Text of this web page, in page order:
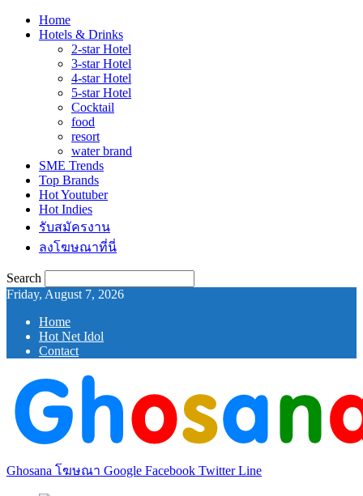
Home
Hotels & Drinks
2-star Hotel
3-star Hotel
4-star Hotel
5-star Hotel
Cocktail
food
resort
water brand
SME Trends
Top Brands
Hot Youtuber
Hot Indies
รับสมัครงาน
ลงโฆษณาที่นี่
Search
Friday, August 7, 2026
Home
Hot Net Idol
Contact
Ghosana โฆษณา Google Facebook Twitter Line